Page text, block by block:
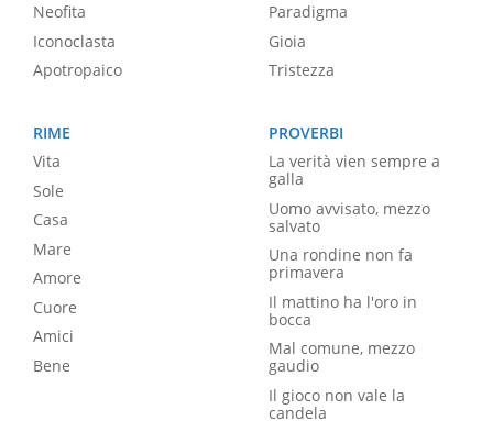
Neofita
Iconoclasta
Apotropaico
Paradigma
Gioia
Tristezza
RIME
Vita
Sole
Casa
Mare
Amore
Cuore
Amici
Bene
PROVERBI
La verità vien sempre a
galla
Uomo avvisato, mezzo
salvato
Una rondine non fa
primavera
Il mattino ha l'oro in
bocca
Mal comune, mezzo
gaudio
Il gioco non vale la
candela